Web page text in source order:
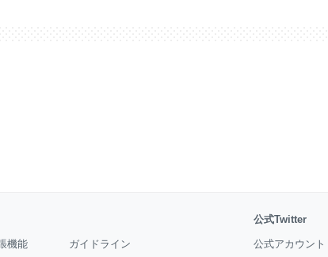
機能
ガイドライン
公式Twitter
公式アカウント